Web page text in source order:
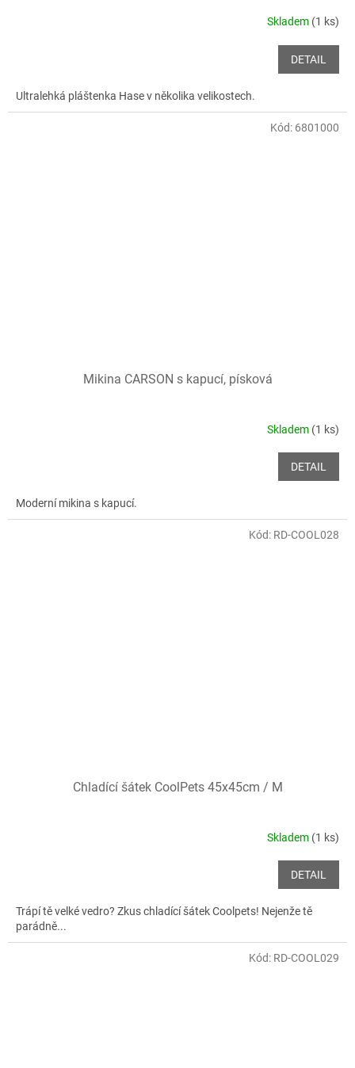
Skladem (1 ks)
DETAIL
Ultralehká pláštenka Hase v několika velikostech.
Mikina CARSON s kapucí, písková
Skladem (1 ks)
DETAIL
Moderní mikina s kapucí.
Kód: 6801000
Chladící šátek CoolPets 45x45cm / M
Skladem (1 ks)
DETAIL
Trápí tě velké vedro? Zkus chladící šátek Coolpets! Nejenže tě
parádně...
Kód: RD-COOL028
Kód: RD-COOL029